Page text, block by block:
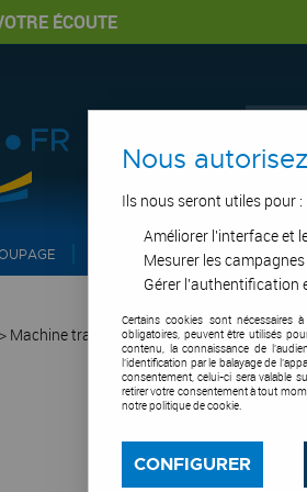
ÉCOUTE
PIPE ET INERTAGE
> Machine travail du métal >Accessoire pour
Nous
Ils nous seront utiles pour :
Améliorer l'interface et
Mesurer les
Gérer l'authentification
Certains cookies sont nécessaires
obligatoires, peuvent être utilisés
contenu, la connaissance de
l'identification par le balayage de
consentement, celui-ci sera valable
retirer votre consentement à tout
notre politique de cookie.
CONFIGURER